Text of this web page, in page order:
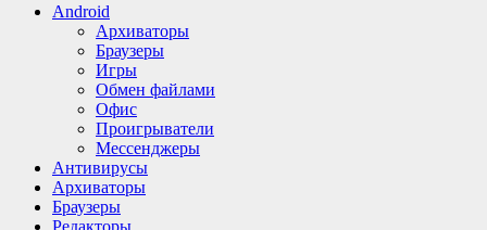
Android
Архиваторы
Браузеры
Игры
Обмен файлами
Офис
Проигрыватели
Мессенджеры
Антивирусы
Архиваторы
Браузеры
Редакторы